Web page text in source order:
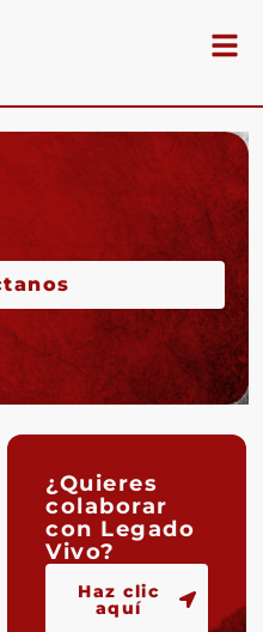
¿Quieres
colaborar
con Legado
Vivo?
Haz clic
aquí